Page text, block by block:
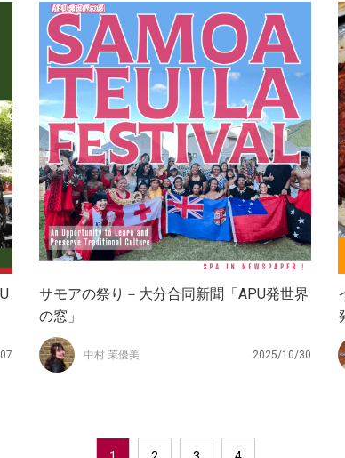
サモアの祭り－大分合同新聞「APU発世界
の窓」
中村 茉優美 2025/10/30